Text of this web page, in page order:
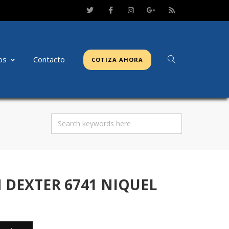
Contacto COTIZA AHORA
6741 NIQUEL